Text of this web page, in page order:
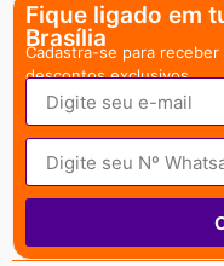
Fique ligado em
Brasília
Cadastra-se para
descontos exclusivos.